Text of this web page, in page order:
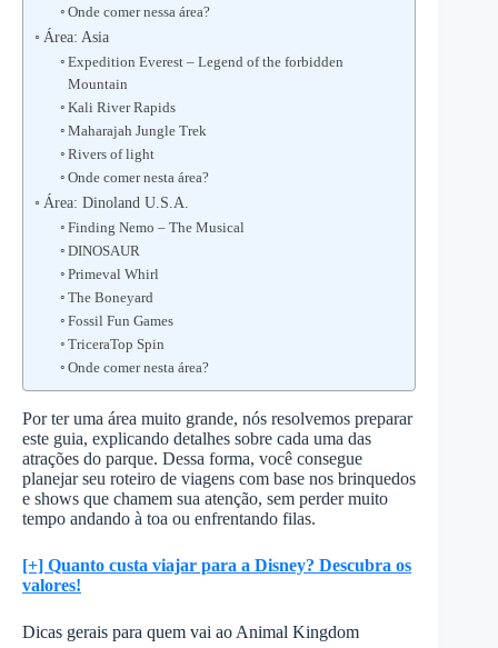
Onde comer nessa área?
Área: Asia
Expedition Everest – Legend of the forbidden
Mountain
Kali River Rapids
Maharajah Jungle Trek
Rivers of light
Onde comer nesta área?
Área: Dinoland U.S.A.
Finding Nemo – The Musical
DINOSAUR
Primeval Whirl
The Boneyard
Fossil Fun Games
TriceraTop Spin
Onde comer nesta área?
Por ter uma área muito grande, nós resolvemos preparar
este guia, explicando detalhes sobre cada uma das
atrações do parque. Dessa forma, você consegue
planejar seu roteiro de viagens com base nos brinquedos
e shows que chamem sua atenção, sem perder muito
tempo andando à toa ou enfrentando filas.
[+] Quanto custa viajar para a Disney? Descubra os
valores!
Dicas gerais para quem vai ao Animal Kingdom